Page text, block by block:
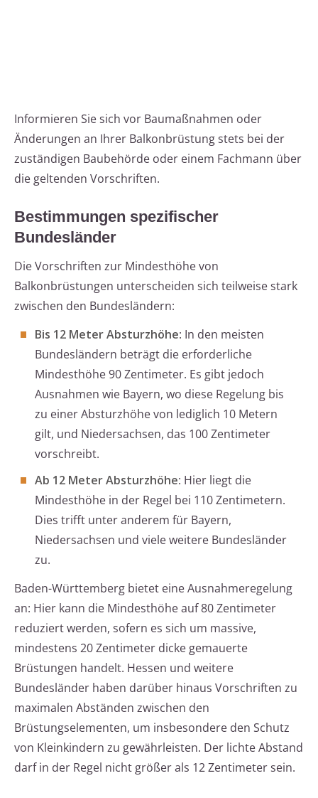
Informieren Sie sich vor Baumaßnahmen oder
Änderungen an Ihrer Balkonbrüstung stets bei der
zuständigen Baubehörde oder einem Fachmann über
die geltenden Vorschriften.
Bestimmungen spezifischer
Bundesländer
Die Vorschriften zur Mindesthöhe von
Balkonbrüstungen unterscheiden sich teilweise stark
zwischen den Bundesländern:
Bis 12 Meter Absturzhöhe: In den meisten
Bundesländern beträgt die erforderliche
Mindesthöhe 90 Zentimeter. Es gibt jedoch
Ausnahmen wie Bayern, wo diese Regelung bis
zu einer Absturzhöhe von lediglich 10 Metern
gilt, und Niedersachsen, das 100 Zentimeter
vorschreibt.
Ab 12 Meter Absturzhöhe: Hier liegt die
Mindesthöhe in der Regel bei 110 Zentimetern.
Dies trifft unter anderem für Bayern,
Niedersachsen und viele weitere Bundesländer
zu.
Baden-Württemberg bietet eine Ausnahmeregelung
an: Hier kann die Mindesthöhe auf 80 Zentimeter
reduziert werden, sofern es sich um massive,
mindestens 20 Zentimeter dicke gemauerte
Brüstungen handelt. Hessen und weitere
Bundesländer haben darüber hinaus Vorschriften zu
maximalen Abständen zwischen den
Brüstungselementen, um insbesondere den Schutz
von Kleinkindern zu gewährleisten. Der lichte Abstand
darf in der Regel nicht größer als 12 Zentimeter sein.